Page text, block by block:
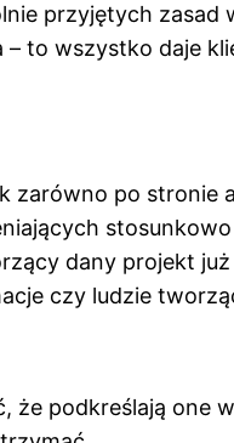
przyjętych zasad
to wszystko daje
po stronie
dany projekt
czy ludzie
podkreślają one